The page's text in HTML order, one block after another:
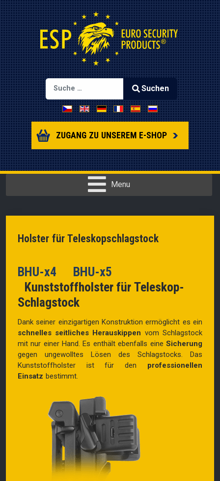
Type 2 or more characters for results.
Suchen
Sprache auswählen
ZUGANG ZU UNSEREM E-SHOP
Menu
Holster für Teleskopschlagstock
BHU-x4 BHU-x5
Kunststoffholster für Teleskop-
Schlagstock
Dank seiner einzigartigen Konstruktion ermöglicht es ein
schnelles seitliches Herauskippen vom Schlagstock
mit nur einer Hand. Es enthält ebenfalls eine Sicherung
gegen ungewolltes Lösen des Schlagstocks. Das
Kunststoffholster ist für den professionellen
Einsatz bestimmt.